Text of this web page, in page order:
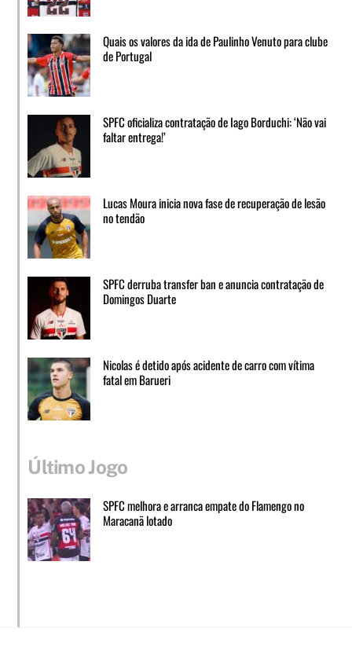
Quais os valores da ida de Paulinho Venuto para clube
de Portugal
SPFC oficializa contratação de Iago Borduchi: ‘Não vai
faltar entrega!’
Lucas Moura inicia nova fase de recuperação de lesão
no tendão
SPFC derruba transfer ban e anuncia contratação de
Domingos Duarte
Nicolas é detido após acidente de carro com vítima
fatal em Barueri
Último Jogo
SPFC melhora e arranca empate do Flamengo no
Maracanã lotado